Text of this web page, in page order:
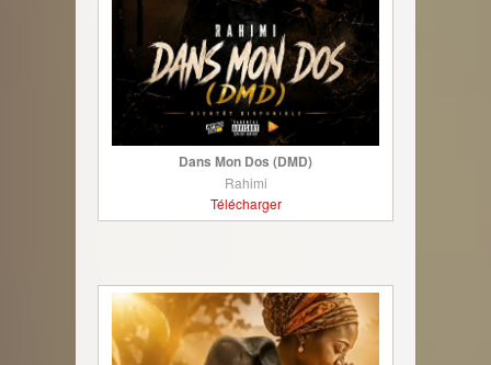
Dans Mon Dos (DMD)
Rahimi
Télécharger